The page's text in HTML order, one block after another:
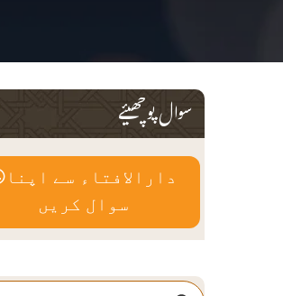
سوال پوچھیئے
دارالافتاء سے اپنا
سوال کریں